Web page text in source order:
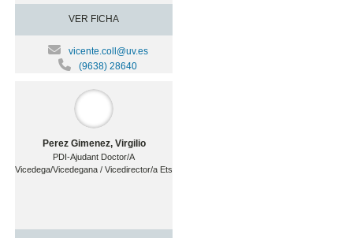
VER FICHA
vicente.coll@uv.es
(9638) 28640
Perez Gimenez, Virgilio
PDI-Ajudant Doctor/A
Vicedega/Vicedegana / Vicedirector/a Ets